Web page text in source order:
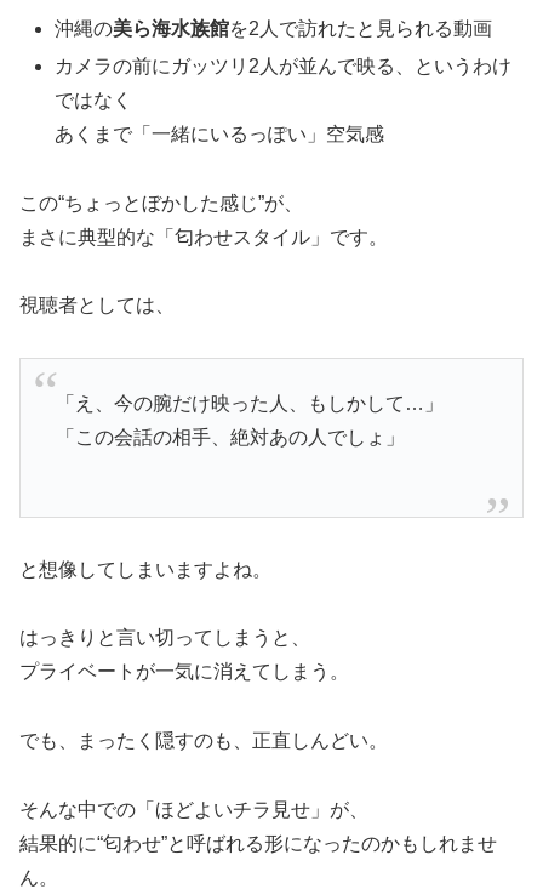
沖縄の美ら海水族館を2人で訪れたと見られる動画
カメラの前にガッツリ2人が並んで映る、というわけ
ではなく
あくまで「一緒にいるっぽい」空気感
この“ちょっとぼかした感じ”が、
まさに典型的な「匂わせスタイル」です。
視聴者としては、
「え、今の腕だけ映った人、もしかして…」
「この会話の相手、絶対あの人でしょ」
と想像してしまいますよね。
はっきりと言い切ってしまうと、
プライベートが一気に消えてしまう。
でも、まったく隠すのも、正直しんどい。
そんな中での「ほどよいチラ見せ」が、
結果的に“匂わせ”と呼ばれる形になったのかもしれませ
ん。